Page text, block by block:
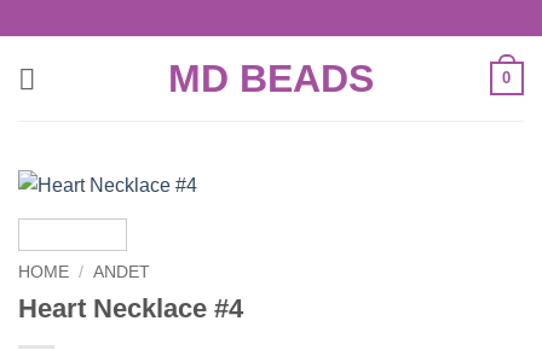
content
MD BEADS 0
HOME / ANDET
Heart Necklace #4